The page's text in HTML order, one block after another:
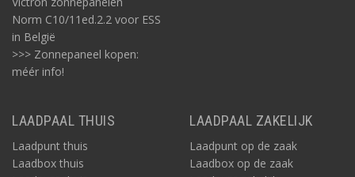
Norm C10/11ed.2.2 voor ESS
in België
>>> Zonnepaneel kopen:
méér info!
LAADPAAL THUIS
Laadpunt thuis
Laadbox thuis
LAADPAAL ZAKELIJK
Laadpunt op de zaak
Laadbox op de zaak